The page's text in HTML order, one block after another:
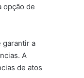
opção de
garantir a
A
de atos